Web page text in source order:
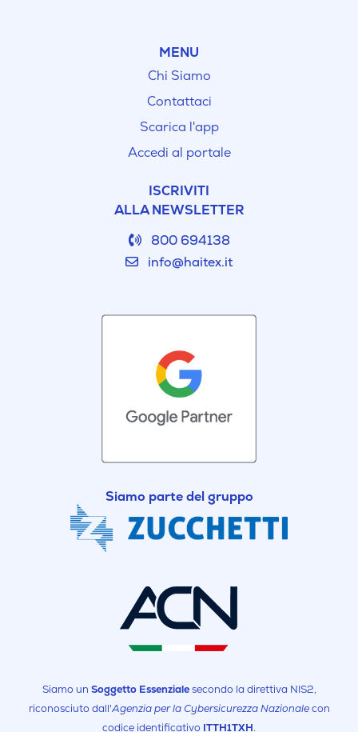
MENU
Chi Siamo
Contattaci
Scarica l'app
Accedi al portale
ISCRIVITI
ALLA NEWSLETTER
800 694138
info@haitex.it
Siamo parte del gruppo
Siamo un Soggetto Essenzialesecondo la direttiva NIS2,
riconosciuto dall'Agenzia per la Cybersicurezza Nazionalecon
codice identificativo ITTH1TXH.